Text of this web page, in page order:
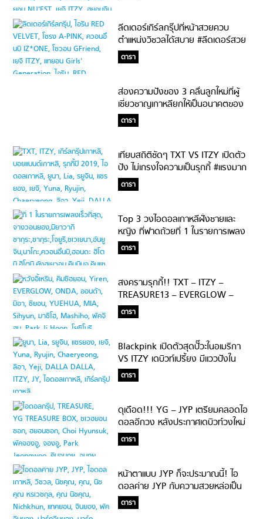
ลีดเดอร์เกิร์ลกรุ๊ปที่หน้าสวยควบ
ตำแหน่งวิชวลได้สบาย #ลีดเดอร์สวย
บอกต่อด้วย
ดารา
ส่องความปังของ 3 คลื่นลูกใหม่ที่ผู้
เชี่ยวชาญเกาหลียกให้เป็นอนาคตของ
วงการ K-POP รุ่นต่อไป
ดารา
เทียบสถิติชัดๆ TXT VS ITZY เปิดตัว
ปัง ไม่เกรงใจความเป็นรุกกี้ #แรงมาก
ลูก
ดารา
Top 3 วงไอดอลเกาหลีฝั่งชายและ
หญิง ที่ฟาดถ้วยที่ 1 ในรายการเพลง
เร็วที่สุด
ดารา
สงครามรุกกี้!! TXT – ITZY –
TREASURE13 – EVERGLOW –
1The9 : 5 วงรุกกี้น้องใหม่ ใครจะปัง
สุด
ดารา
Blackpink เปิดตัวสุดปั๊วะในอเมริกา
VS ITZY เดบิวท์เปรี้ยง มีแววปังใน
บ้านเกิด
ดารา
ดุเดือด!!! YG – JYP เตรียมคลอดไอ
ดอลอีกวง หลังประกาศเดบิวท์วงใหม่
ไปไม่ถึงเดือน
ดารา
หน้าตาแบบ JYP ก็จะประมาณนี้! ไอ
ดอลค่าย JYP กับความสวยหล่อเป็น
ธรรมชาติ ไทป์แฟนในฝัน
ดารา